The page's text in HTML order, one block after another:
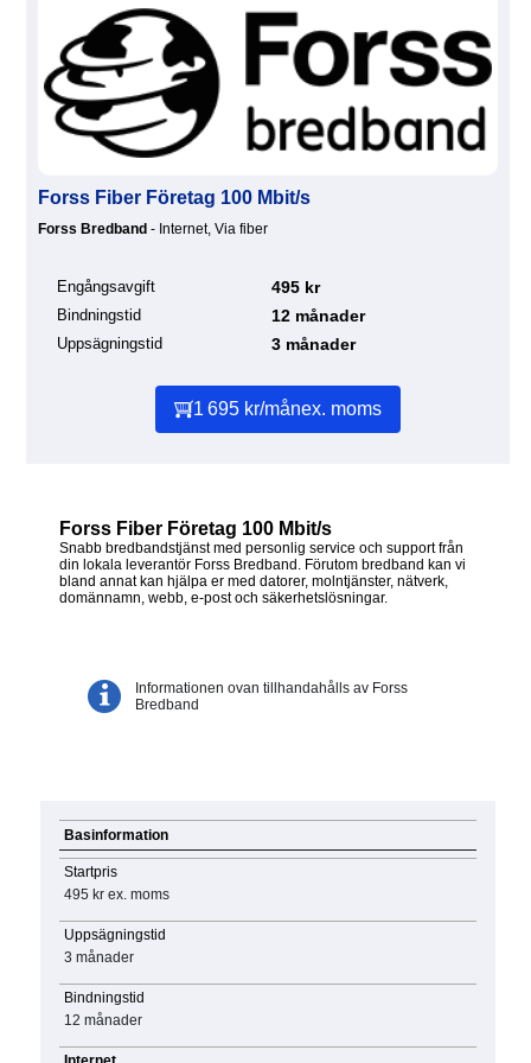
Forss Fiber Företag 100 Mbit/s
Forss Bredband - Internet, Via fiber
Engångsavgift 495 kr
Bindningstid 12 månader
Uppsägningstid 3 månader
1 695 kr/månex. moms
Forss Fiber Företag 100 Mbit/s
Snabb bredbandstjänst med personlig service och support från
din lokala leverantör Forss Bredband. Förutom bredband kan vi
bland annat kan hjälpa er med datorer, molntjänster, nätverk,
domännamn, webb, e-post och säkerhetslösningar.
Informationen ovan tillhandahålls av Forss
Bredband
Basinformation
Startpris
495 kr ex. moms
Uppsägningstid
3 månader
Bindningstid
12 månader